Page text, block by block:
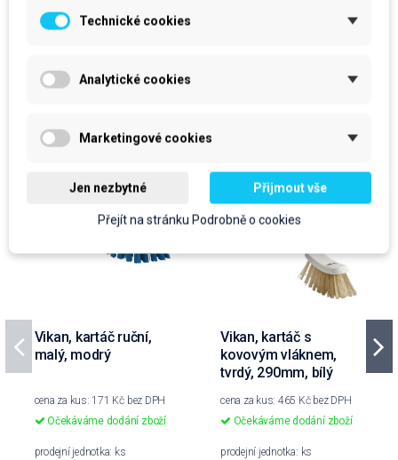
Produkty ve stejné kategorii
Vikan, kartáč ruční,
malý, modrý
cena za kus: 171 Kč bez DPH
Očekáváme dodání zboží
prodejní jednotka: ks
Vikan, kartáč s
kovovým vláknem,
tvrdý, 290mm, bílý
cena za kus: 465 Kč bez DPH
Očekáváme dodání zboží
prodejní jednotka: ks
Technické cookies
Analytické cookies
Marketingové cookies
Jen nezbytné Přijmout vše
Přejít na stránku Podrobně o cookies